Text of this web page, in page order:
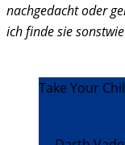
nachgedacht oder
ich finde sie
Take Your